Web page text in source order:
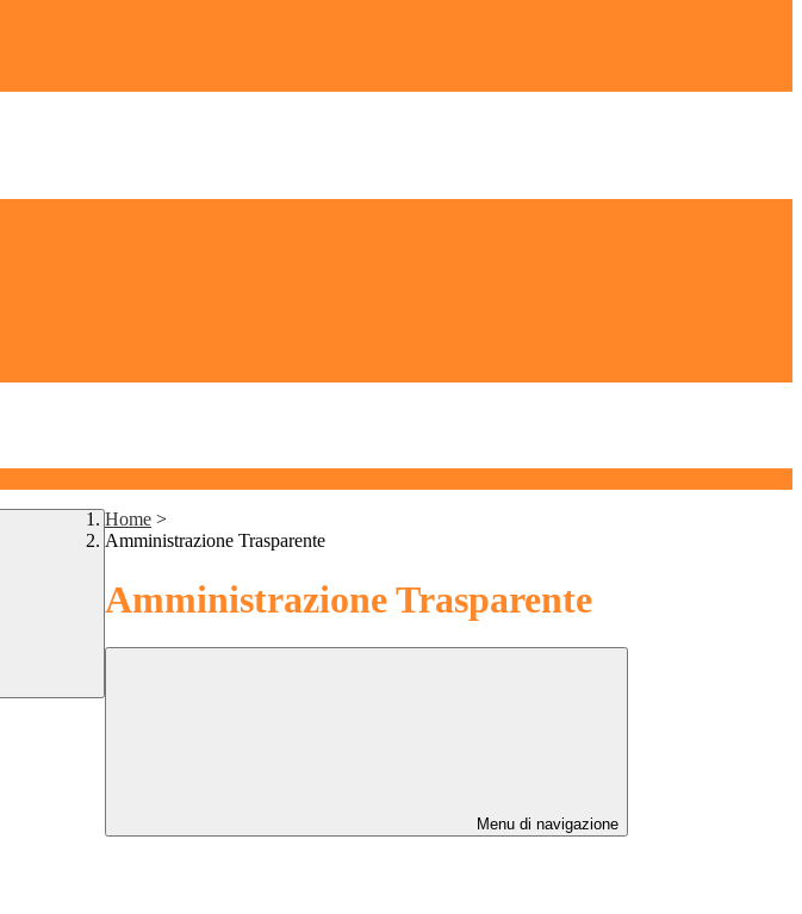
Home >
Amministrazione Trasparente
Amministrazione Trasparente
Menu di navigazione